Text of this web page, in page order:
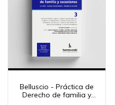
Belluscio - Práctica de
Derecho de familia y